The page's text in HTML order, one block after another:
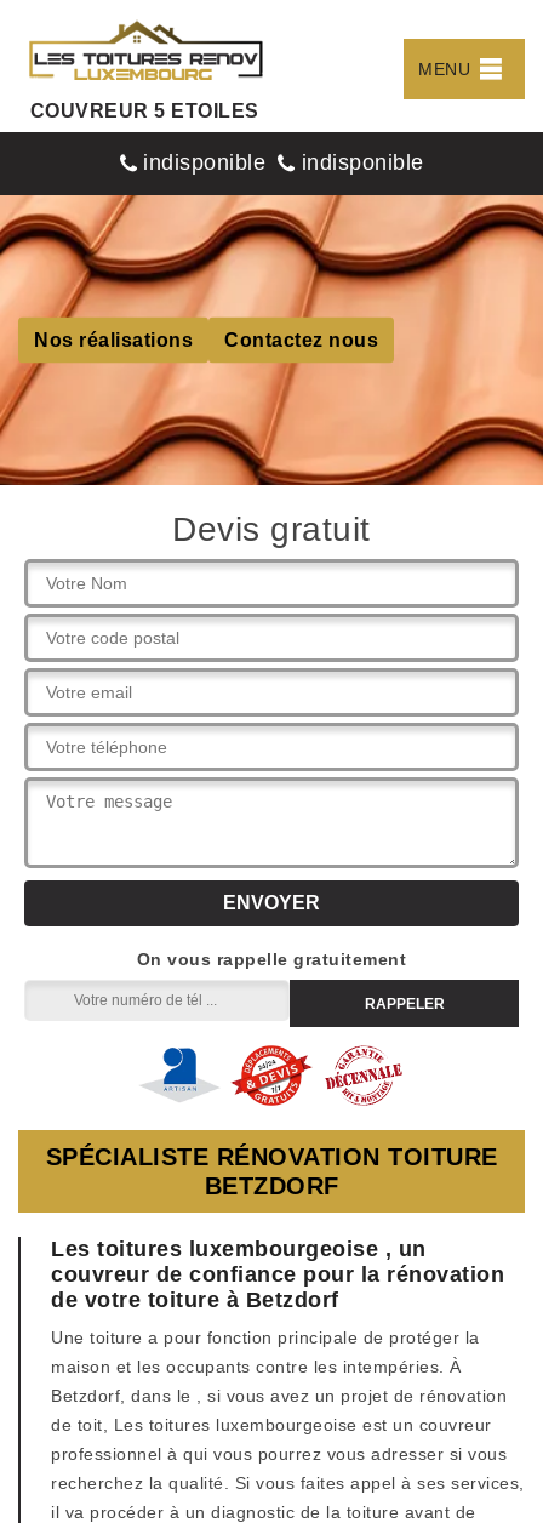
COUVREUR 5 ETOILES
MENU
indisponible indisponible
Nos réalisations Contactez nous
Devis gratuit
On vous rappelle gratuitement
SPÉCIALISTE RÉNOVATION TOITURE
BETZDORF
Les toitures luxembourgeoise , un
couvreur de confiance pour la rénovation
de votre toiture à Betzdorf
Une toiture a pour fonction principale de protéger la
maison et les occupants contre les intempéries. À
Betzdorf, dans le , si vous avez un projet de rénovation
de toit, Les toitures luxembourgeoise est un couvreur
professionnel à qui vous pourrez vous adresser si vous
recherchez la qualité. Si vous faites appel à ses services,
il va procéder à un diagnostic de la toiture avant de